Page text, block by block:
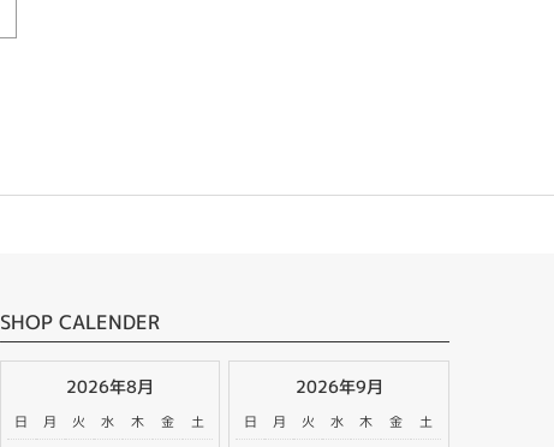
SHOP CALENDER
2026年8月
日 月 火 水 木 金
土
2026年9月
日 月 火 水 木 金
土